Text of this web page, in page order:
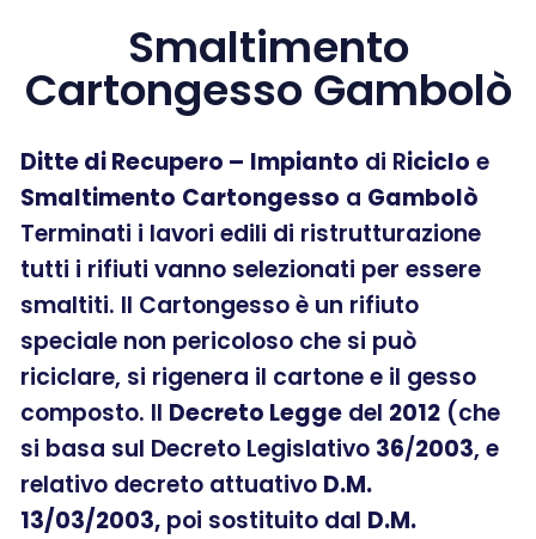
Smaltimento
Cartongesso Gambolò
Ditte di Recupero – Impianto di Riciclo e
Smaltimento Cartongesso a Gambolò
Terminati i lavori edili di ristrutturazione
tutti i rifiuti vanno selezionati per essere
smaltiti. Il Cartongesso è un rifiuto
speciale non pericoloso che si può
riciclare, si rigenera il cartone e il gesso
composto. Il Decreto Legge del 2012 (che
si basa sul Decreto Legislativo 36/2003, e
relativo decreto attuativo D.M.
13/03/2003, poi sostituito dal D.M.